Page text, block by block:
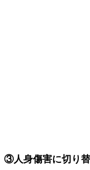
③人身傷害に切り